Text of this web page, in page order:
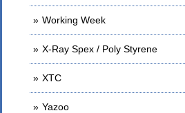
Working Week
X-Ray Spex / Poly Styrene
XTC
Yazoo